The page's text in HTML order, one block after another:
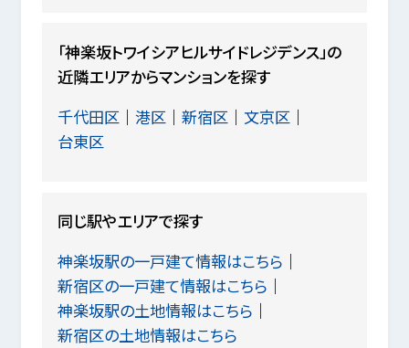
「神楽坂トワイシアヒルサイドレジデンス」の
近隣エリアからマンションを探す
千代田区
港区 新宿区
文京区
台東区
同じ駅やエリアで探す
神楽坂駅の一戸建て情報はこちら
新宿区の一戸建て情報はこちら
神楽坂駅の土地情報はこちら
新宿区の土地情報はこちら